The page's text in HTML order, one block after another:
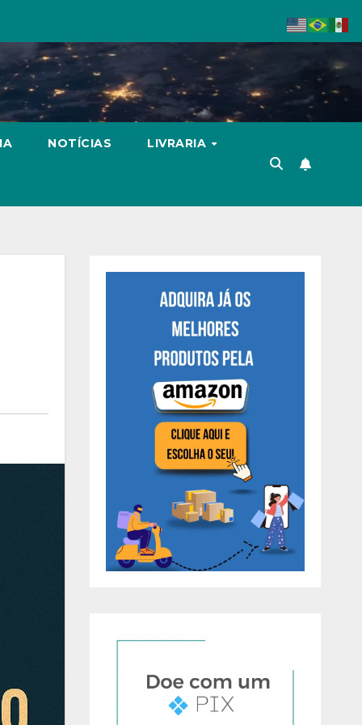
NOTÍCIAS LIVRARIA